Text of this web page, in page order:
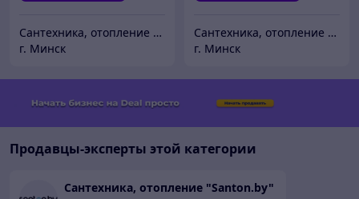
Сантехника, отопление "Santon.by"
г. Минск
Сантехника, отопление "Santon.by"
г. Минск
Продавцы-эксперты этой категории
Сантехника, отопление "Santon.by"